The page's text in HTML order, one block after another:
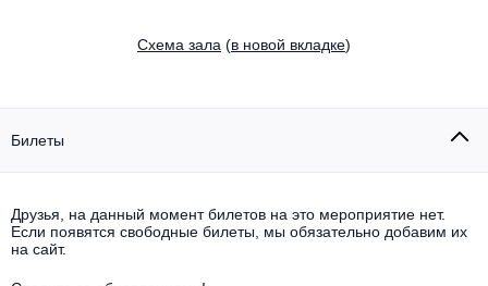
Выбрать другой город
Rap, hip-hop, RnB
Концерты на теплоходе
Все события
Опера
Все события
Cхема зала (в новой вкладке)
Билеты
Друзья, на данный момент билетов на это мероприятие нет.
Если появятся свободные билеты, мы обязательно добавим их
на сайт.